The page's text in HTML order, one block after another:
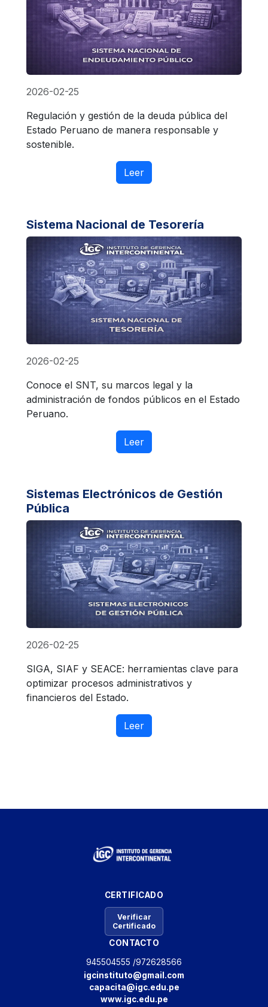
2026-02-25
Regulación y gestión de la deuda pública del
Estado Peruano de manera responsable y
sostenible.
Leer
Sistema Nacional de Tesorería
2026-02-25
Conoce el SNT, su marcos legal y la
administración de fondos públicos en el Estado
Peruano.
Leer
Sistemas Electrónicos de Gestión
Pública
2026-02-25
SIGA, SIAF y SEACE: herramientas clave para
optimizar procesos administrativos y
financieros del Estado.
Leer
CERTIFICADO
Verificar
Certificado
CONTACTO
945504555 /972628566
igcinstituto@gmail.com
capacita@igc.edu.pe
www.igc.edu.pe